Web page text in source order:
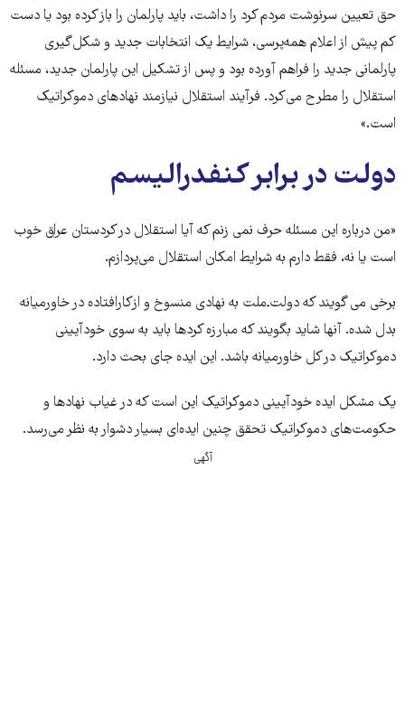
حق تعیین سرنوشت مردم کرد را داشت، باید پارلمان را باز کرده بود یا دست
کم پیش از اعلام همه‌پرسی، شرایط یک انتخابات جدید و شکل‌گیری
پارلمانی جدید را فراهم آورده بود و پس از تشکیل این پارلمان جدید، مسئله
استقلال را مطرح می‌کرد. فرآیند استقلال نیازمند نهادهای دموکراتیک
است.»
دولت در برابر کنفدرالیسم
«من درباره این مسئله حرف نمی زنم که آیا استقلال در کردستان عراق خوب
است یا نه، فقط دارم به شرایط امکان استقلال می‌پردازم.
برخی می گویند که دولت‌ـ‌ملت به نهادی منسوخ و از‌کار‌افتاده در خاورمیانه
بدل شده. آنها شاید بگویند که مبارزه کردها باید به سوی خودآیینی
دموکراتیک در کل خاورمیانه باشد. این ایده جای بحث دارد.
یک مشکل ایده خودآیینی دموکراتیک این است که در غیاب نهادها و
حکومت‌های دموکراتیک تحقق چنین ایده‌ای بسیار دشوار به نظر می‌رسد.
آگهی